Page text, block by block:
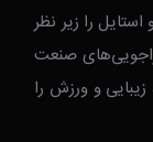
را زیر نظر
صنعت
و ورزش را